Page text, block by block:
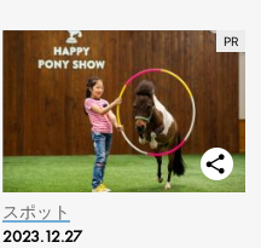
スポット
2023.12.27